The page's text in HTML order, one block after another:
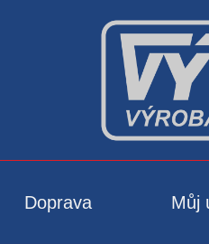
Doprava Můj